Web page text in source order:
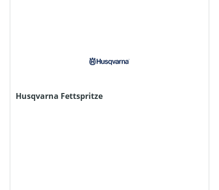
Husqvarna Fettspritze